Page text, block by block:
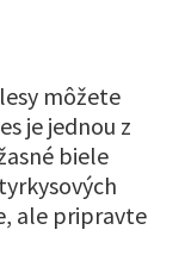
môžete
je jednou z
biele
ale pripravte